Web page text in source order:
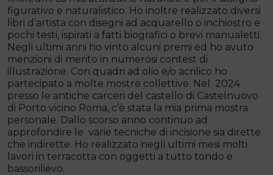
figurativo e naturalistico. Ho inoltre realizzato diversi
libri d’artista con disegni ad acquarello o inchiostro e
pochi testi, ispirati a fatti biografici o brevi manualetti.
Negli ultimi anni ho vinto alcuni premi ed ho avuto
menzioni di merito in numerosi contest di
illustrazione. Con quadri ad olio e/o acrilico ho
partecipato a molte mostre collettive. Nel 2024
presso le antiche carceri del castello di Castelnuovo
di Porto vicino Roma, c’è stata la mia prima mostra
personale. Dallo scorso anno continuo ad
approfondire le varie tecniche di incisione sia dirette
che indirette. Ho realizzato negli ultimi mesi molti
lavori in terracotta con oggetti a tutto tondo e
bassorilievo.